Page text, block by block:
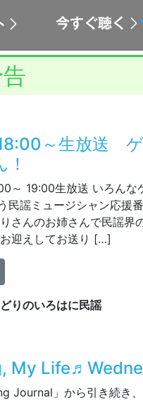
～生放送
～ 19:00生放送 いろんな
民謡ミュージシャン応援
さんのお姉さんで民謡界
迎えしてお送り […]
りのいろはに民謡
My
Journal」から引き続き